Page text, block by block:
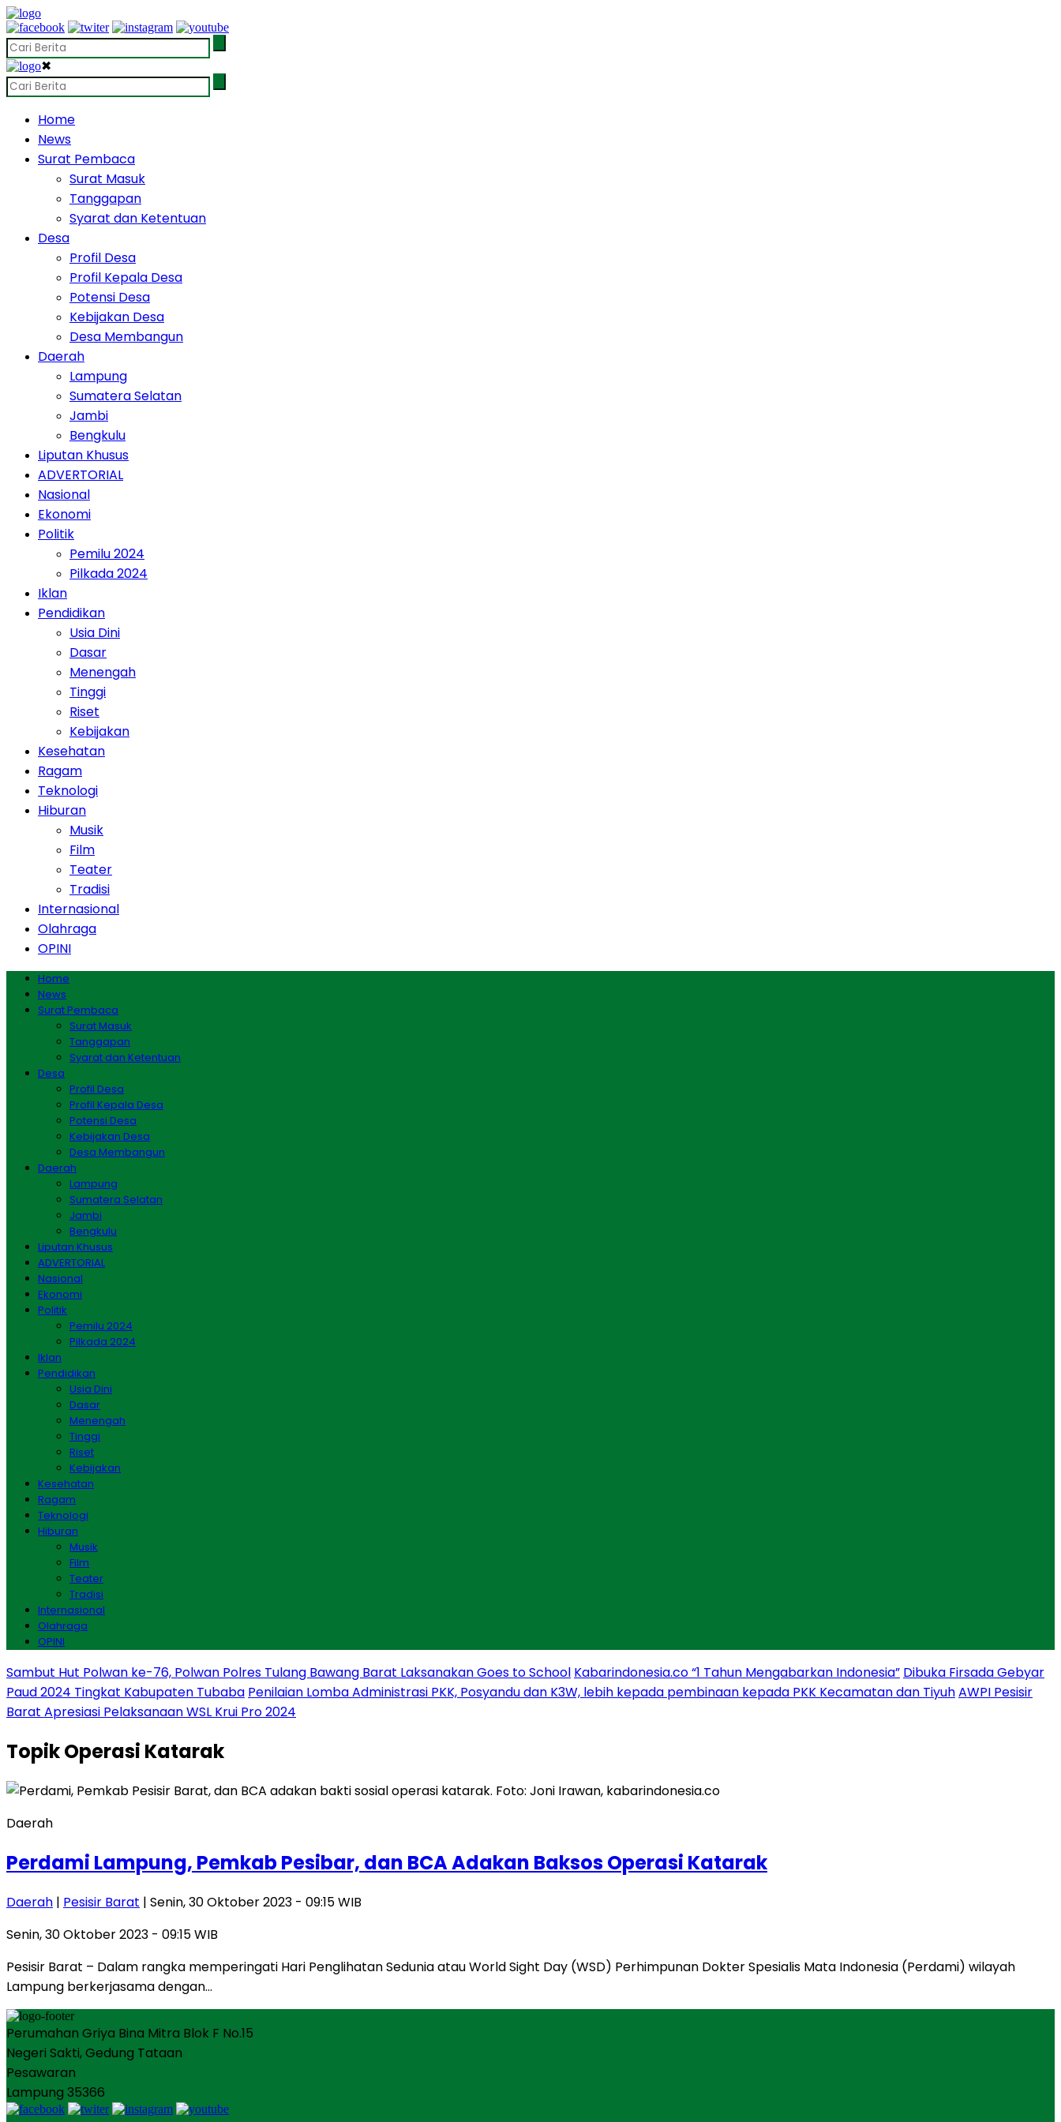
✖
Home
News
Surat Pembaca
Surat Masuk
Tanggapan
Syarat dan Ketentuan
Desa
Profil Desa
Profil Kepala Desa
Potensi Desa
Kebijakan Desa
Desa Membangun
Daerah
Lampung
Sumatera Selatan
Jambi
Bengkulu
Liputan Khusus
ADVERTORIAL
Nasional
Ekonomi
Politik
Pemilu 2024
Pilkada 2024
Iklan
Pendidikan
Usia Dini
Dasar
Menengah
Tinggi
Riset
Kebijakan
Kesehatan
Ragam
Teknologi
Hiburan
Musik
Film
Teater
Tradisi
Internasional
Olahraga
OPINI
Home
News
Surat Pembaca
Surat Masuk
Tanggapan
Syarat dan Ketentuan
Desa
Profil Desa
Profil Kepala Desa
Potensi Desa
Kebijakan Desa
Desa Membangun
Daerah
Lampung
Sumatera Selatan
Jambi
Bengkulu
Liputan Khusus
ADVERTORIAL
Nasional
Ekonomi
Politik
Pemilu 2024
Pilkada 2024
Iklan
Pendidikan
Usia Dini
Dasar
Menengah
Tinggi
Riset
Kebijakan
Kesehatan
Ragam
Teknologi
Hiburan
Musik
Film
Teater
Tradisi
Internasional
Olahraga
OPINI
Sambut Hut Polwan ke-76, Polwan Polres Tulang Bawang Barat Laksanakan Goes to School Kabarindonesia.co “1 Tahun Mengabarkan Indonesia” Dibuka Firsada Gebyar
Paud 2024 Tingkat Kabupaten Tubaba Penilaian Lomba Administrasi PKK, Posyandu dan K3W, lebih kepada pembinaan kepada PKK Kecamatan dan TiyuhAWPI Pesisir
Barat Apresiasi Pelaksanaan WSL Krui Pro 2024
TopikOperasi Katarak
Daerah
Perdami Lampung, Pemkab Pesibar, dan BCA Adakan Baksos Operasi Katarak
Daerah | Pesisir Barat | Senin, 30 Oktober 2023 - 09:15 WIB
Senin, 30 Oktober 2023 - 09:15 WIB
Pesisir Barat – Dalam rangka memperingati Hari Penglihatan Sedunia atau World Sight Day (WSD) Perhimpunan Dokter Spesialis Mata Indonesia (Perdami) wilayah
Lampung berkerjasama dengan…
Perumahan Griya Bina Mitra Blok F No.15
Negeri Sakti, Gedung Tataan
Pesawaran
Lampung 35366